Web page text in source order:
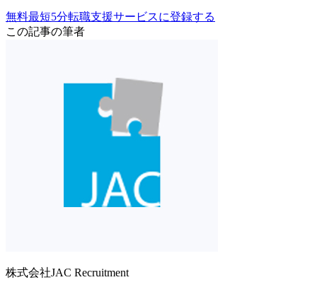
無料最短5分転職支援サービスに登録する
この記事の筆者
株式会社JAC Recruitment